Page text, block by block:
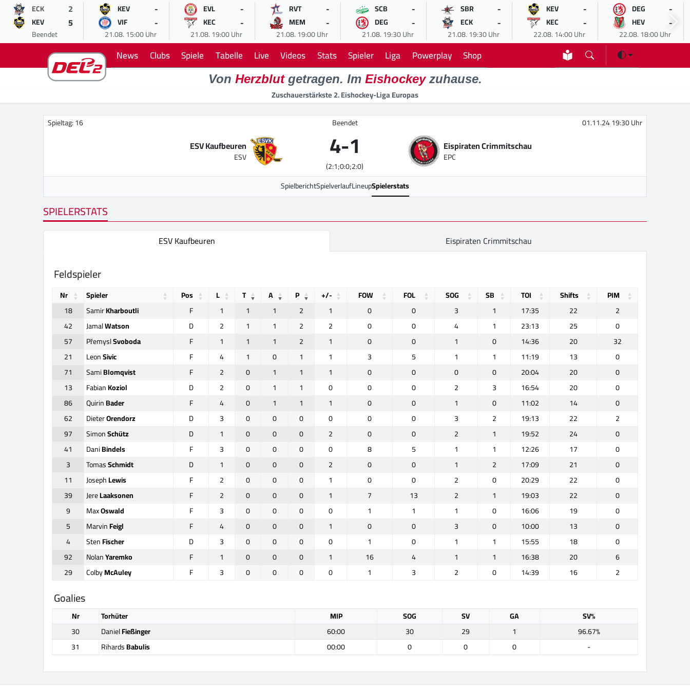
ECK 2
KEV 5
Beendet
KEV -
VIF -
21.08. 15:00 Uhr
EVL -
KEC -
21.08. 19:00 Uhr
RVT -
MEM -
21.08. 19:00 Uhr
SCB -
DEG -
21.08. 19:30 Uhr
SBR -
ECK -
21.08. 19:30 Uhr
KEV -
KEC -
22.08. 14:00 Uhr
DEG -
HEV -
22.08. 18:00 Uhr
News Clubs Spiele Tabelle Live Videos Stats Spieler Liga Powerplay Shop
Von Herzblutgetragen. Im Eishockeyzuhause.
Zuschauerstärkste 2. Eishockey-Liga Europas
Spieltag: 16 Beendet 01.11.24 19:30 Uhr
ESV Kaufbeuren
ESV 4-1
(2:1;0:0;2:0)
Eispiraten Crimmitschau
EPC
SpielberichtSpielverlaufLineupSpielerstats
SPIELERSTATS
ESV Kaufbeuren Eispiraten Crimmitschau
Feldspieler
Nr Spieler Pos L T A P +/- FOW FOL SOG SB TOI Shifts
PIM
18
SamirKharboutli F 1 1 1 2 1 0 0 3 1 17:35 22
2
42
JamalWatson D 2 1 1 2 2 0 0 4 1 23:13 25
0
57
PřemyslSvoboda F 1 1 1 2 1 0 0 1 0 14:36 20
32
21
LeonSivic F 4 1 0 1 1 3 5 1 1 11:19 13
0
71
SamiBlomqvist F 2 0 1 1 1 0 0 0 0 20:04 20
0
13
FabianKoziol D 2 0 1 1 0 0 0 2 3 16:54 20
0
86
QuirinBader F 4 0 1 1 1 0 0 1 0 11:02 14
0
62
DieterOrendorz D 3 0 0 0 0 0 0 3 2 19:13 22
2
97
SimonSchütz D 1 0 0 0 2 0 0 2 1 19:52 24
0
41
DaniBindels F 3 0 0 0 0 8 5 1 1 12:26 17
0
3
TomasSchmidt D 1 0 0 0 2 0 0 1 2 17:09 21
0
11
JosephLewis F 2 0 0 0 1 0 0 2 0 20:29 22
0
39
JereLaaksonen F 2 0 0 0 1 7 13 2 1 19:03 22
0
9
MaxOswald F 3 0 0 0 0 1 1 1 0 16:06 19
0
5
MarvinFeigl F 4 0 0 0 1 0 0 3 0 10:00 13
0
4
StenFischer D 3 0 0 0 0 1 0 1 1 15:55 18
0
92
NolanYaremko F 1 0 0 0 1 16 4 1 1 16:38 20
6
29
ColbyMcAuley F 3 0 0 0 0 1 3 2 0 14:39 16 2
Goalies
Nr Torhüter MIP SOG SV GA
SV%
30
DanielFießinger 60:00 30 29 1
96.67%
31
RihardsBabulis 00:00 0 0 0 -